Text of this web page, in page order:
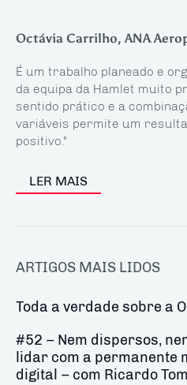
Octávia Carrilho, ANA
É um trabalho planeado e
da equipa da Hamlet muito
sentido prático e a
variáveis permite um
positivo."
LER MAIS
ARTIGOS MAIS LIDOS
Toda a verdade sobre a
#52 – Nem dispersos,
lidar com a permanente
digital – com Ricardo